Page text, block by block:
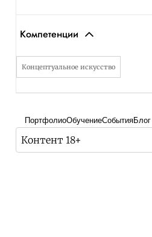
Компетенции
Концептуальное искусство
ПортфолиоОбучениеСобытияБлог
Контент 18+